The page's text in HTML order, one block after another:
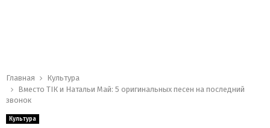
Главная
Культура
Вместо ТІК и Натальи Май: 5 оригинальных песен на последний
звонок
Культура